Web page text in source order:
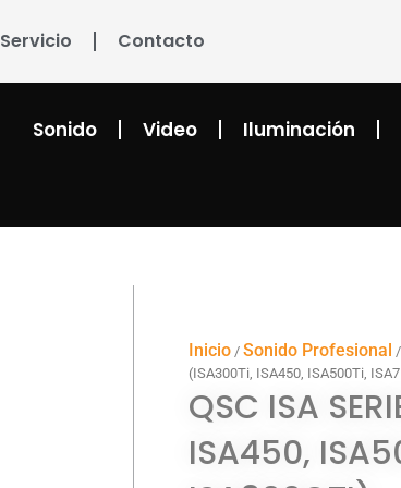
Servicio Contacto
Sonido Video Iluminación
Inicio/ Sonido Profesional /
(ISA300Ti, ISA450, ISA500Ti,
QSC ISA
ISA450,